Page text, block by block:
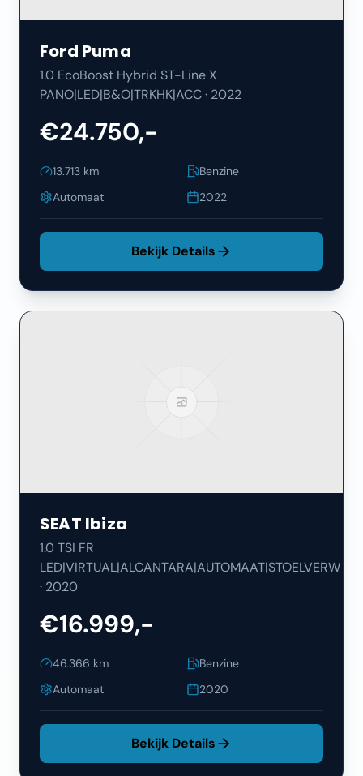
Ford Puma
1.0 EcoBoost Hybrid ST-Line X
PANO|LED|B&O|TRKHK|ACC· 2022
€24.750,-
13.713 km
Benzine
Automaat
2022
Bekijk Details
SEAT Ibiza
1.0 TSI FR
LED|VIRTUAL|ALCANTARA|AUTOMAAT|STOELVERW
· 2020
€16.999,-
46.366 km
Benzine
Automaat
2020
Bekijk Details